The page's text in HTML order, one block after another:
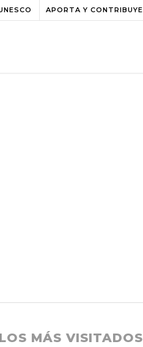
APORTA Y CONTRIBUYE
LOS MÁS VISITADOS